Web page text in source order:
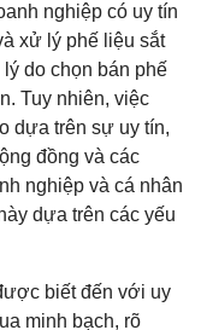
nghiệp có uy tín
xử lý phế liệu sắt
do chọn bán phế
Tuy nhiên, việc
dựa trên sự uy tín,
đồng và các
nghiệp và cá nhân
dựa trên các yếu
biết đến với uy
minh bạch, rõ